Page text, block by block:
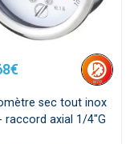
sec tout inox
raccord axial 1/4"G